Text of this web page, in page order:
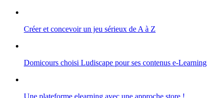
Créer et concevoir un jeu sérieux de A à Z
Domicours choisi Ludiscape pour ses contenus e-Learning
Une plateforme elearning avec une approche store !